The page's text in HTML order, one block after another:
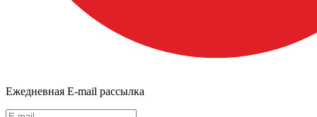
Ежедневная E-mail рассылка